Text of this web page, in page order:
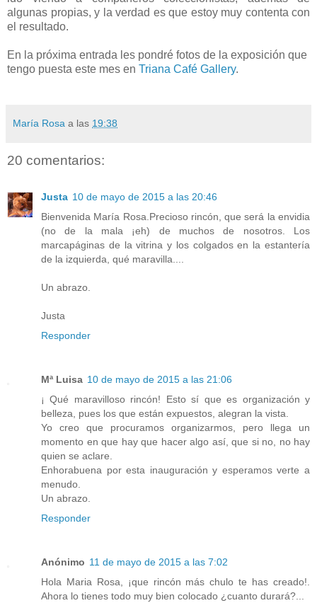
algunas propias, y la verdad es que estoy muy contenta con
el resultado.
En la próxima entrada les pondré fotos de la exposición que
tengo puesta este mes en Triana Café Gallery.
María Rosa a las 19:38
20 comentarios:
Justa 10 de mayo de 2015 a las 20:46
Bienvenida María Rosa.Precioso rincón, que será la envidia
(no de la mala ¡eh) de muchos de nosotros. Los
marcapáginas de la vitrina y los colgados en la estantería
de la izquierda, qué maravilla....
Un abrazo.
Justa
Responder
Mª Luisa 10 de mayo de 2015 a las 21:06
¡ Qué maravilloso rincón! Esto sí que es organización y
belleza, pues los que están expuestos, alegran la vista.
Yo creo que procuramos organizarmos, pero llega un
momento en que hay que hacer algo así, que si no, no hay
quien se aclare.
Enhorabuena por esta inauguración y esperamos verte a
menudo.
Un abrazo.
Responder
Anónimo 11 de mayo de 2015 a las 7:02
Hola Maria Rosa, ¡que rincón más chulo te has creado!.
Ahora lo tienes todo muy bien colocado ¿cuanto durará?...